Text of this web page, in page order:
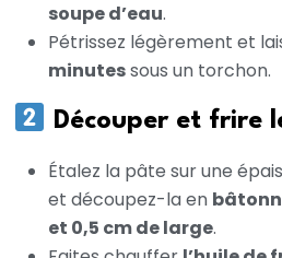
soupe d’eau.
Pétrissez légèrement et
minutessous un torchon.
Découper et frire
Étalez la pâte sur une
et découpez-la en
et 0,5 cm de large.